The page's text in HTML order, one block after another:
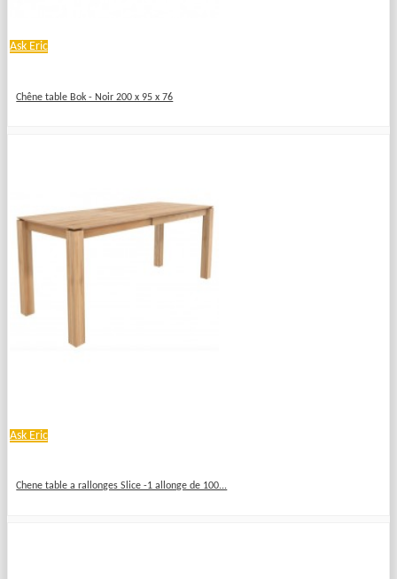
Ask Eric
Chêne table Bok - Noir 200 x 95 x 76
Ask Eric
Chene table a rallonges Slice -1 allonge de 100...